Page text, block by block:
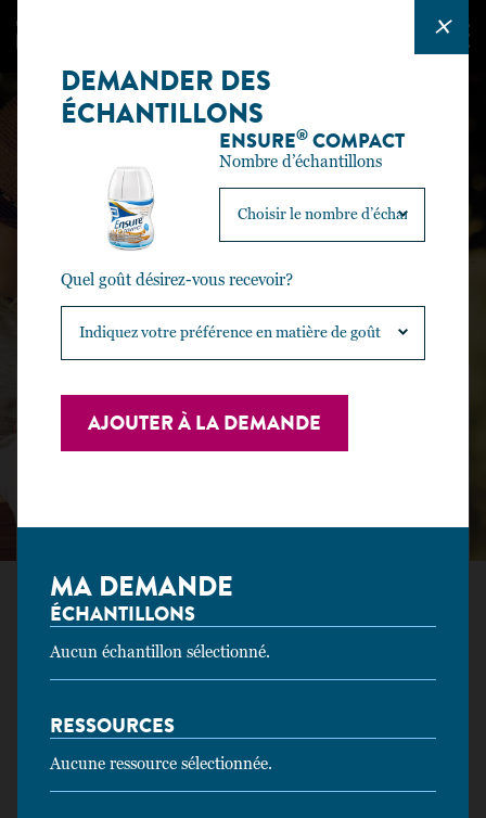
DEMANDER DES ÉCHANTILLONS ET DES RESSOURCES
DEMANDER DES
ÉCHANTILLONS ET
DES RESSOURCES
Réservé aux professionnels de santé
Ressource
DEMANDER DES
ÉCHANTILLONS
ENSURE® COMPACT
Nombre d’échantillons
Quel goût désirez-vous recevoir?
AJOUTER À LA DEMANDE
MA DEMANDE
ÉCHANTILLONS
Aucun échantillon sélectionné.
RESSOURCES
Aucune ressource sélectionnée.